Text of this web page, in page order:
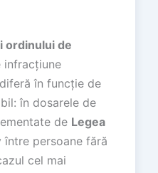
ordinului de
infracțiune
în funcție de
în dosarele de
de Legea
între persoane fără
cel mai